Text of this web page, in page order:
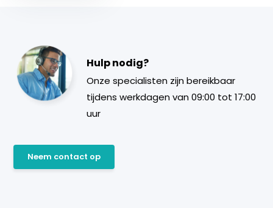
Hulp nodig?
Onze specialisten zijn bereikbaar
tijdens werkdagen van 09:00 tot 17:00
uur
Neem contact op